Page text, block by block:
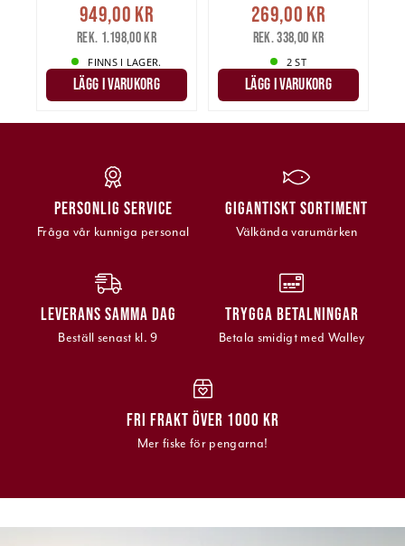
949,00 kr
Rek. 1.198,00 kr
FINNS I LAGER.
LÄGG I VARUKORG
269,00 kr
Rek. 338,00 kr
2 ST
LÄGG I VARUKORG
PERSONLIG SERVICE
Fråga vår kunniga personal
GIGANTISKT SORTIMENT
Välkända varumärken
LEVERANS SAMMA DAG
Beställ senast kl. 9
TRYGGA BETALNINGAR
Betala smidigt med Walley
FRI FRAKT ÖVER 1000 KR
Mer fiske för pengarna!